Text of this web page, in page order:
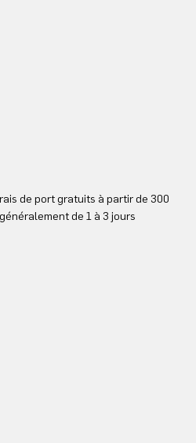
de port gratuits à partir de 300
de 1 à 3 jours